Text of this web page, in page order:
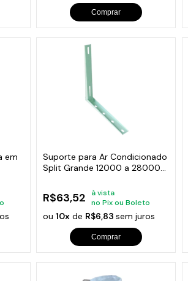
Comprar
em
Suporte para Ar Condicionado
Split Grande 12000 a 28000
R$63,52
à vista
no Pix ou Boleto
ou10x de R$6,83sem juros
Comprar